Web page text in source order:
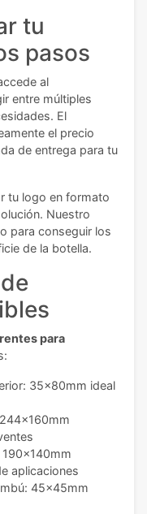
tu
pasos
al
entre múltiples
El
el precio
de entrega para tu
tu logo en formato
Nuestro
para conseguir los
de la botella.
para
35x80mm ideal
aplicaciones
45x45mm